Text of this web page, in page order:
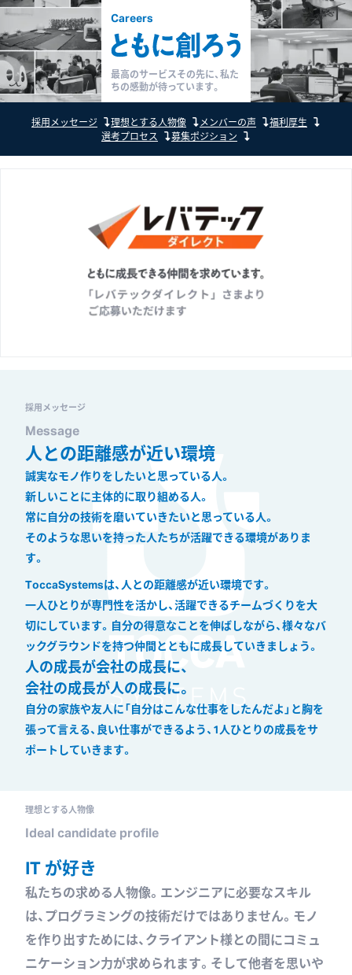
Careers
最高のサービスその先に、私た
ちの感動が待っています。
採用メッセージ 理想とする人物像 メンバーの声
福利厚生
選考プロセス
募集ポジション
採用メッセージ
Message
人との距離感が近い環境
誠実なモノ作りをしたいと思っている人。
新しいことに主体的に取り組める人。
常に自分の技術を磨いていきたいと思っている人。
そのような思いを持った人たちが活躍できる環境がありま
す。
ToccaSystemsは、人との距離感が近い環境です。
一人ひとりが専門性を活かし、活躍できるチームづくりを大
切にしています。 自分の得意なことを伸ばしながら、様々なバ
ックグラウンドを持つ仲間とともに成長していきましょう。
人の成長が会社の成長に、
会社の成長が人の成長に。
自分の家族や友人に「自分はこんな仕事をしたんだよ」と胸を
張って言える、良い仕事ができるよう、 1人ひとりの成長をサ
ポートしていきます。
理想とする人物像
Ideal candidate profile
IT が好き
私たちの求める人物像。エンジニアに必要なスキル
は、プログラミングの技術だけではありません。 モノ
を作り出すためには、クライアント様との間にコミュ
ニケーション力が求められます。 そして他者を思いや